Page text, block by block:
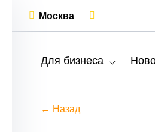
Москва
Для бизнеса
← Назад